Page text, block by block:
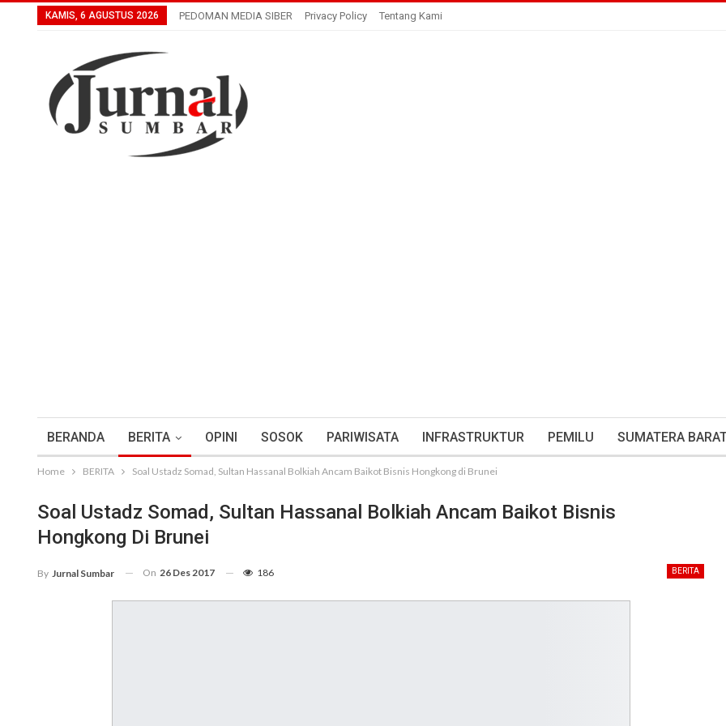
KAMIS, 6 AGUSTUS 2026 PEDOMAN MEDIA SIBER Privacy Policy Tentang Kami
BERANDA BERITA OPINI SOSOK PARIWISATA INFRASTRUKTUR PEMILU SUMATERA
Home BERITA Soal Ustadz Somad, Sultan Hassanal Bolkiah Ancam Baikot Bisnis Hongkong di Brunei
Soal Ustadz Somad, Sultan Hassanal Bolkiah Ancam Baikot Bisnis
Hongkong Di Brunei
BERITA
By Jurnal Sumbar On 26 Des 2017 186